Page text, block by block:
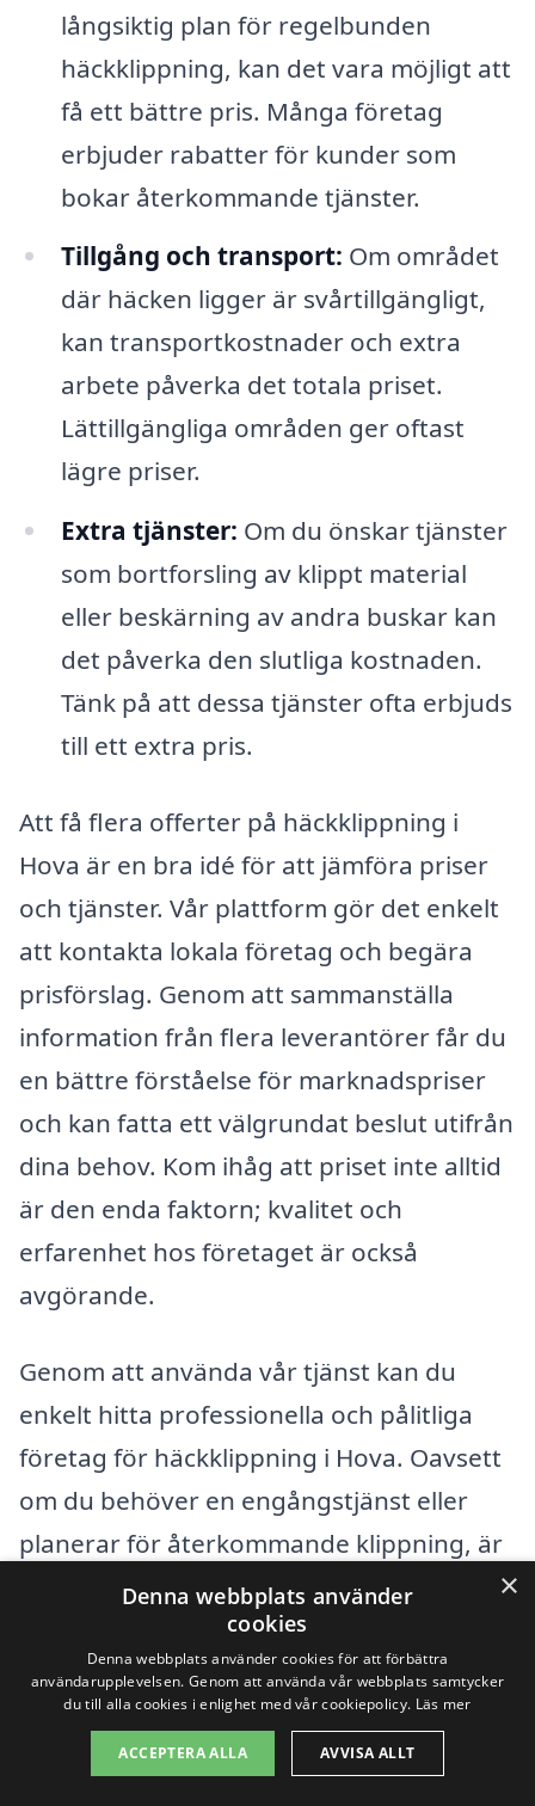
långsiktig plan för regelbunden
häckklippning, kan det vara möjligt att
få ett bättre pris. Många företag
erbjuder rabatter för kunder som
bokar återkommande tjänster.
Tillgång och transport: Om området
där häcken ligger är svårtillgängligt,
kan transportkostnader och extra
arbete påverka det totala priset.
Lättillgängliga områden ger oftast
lägre priser.
Extra tjänster: Om du önskar tjänster
som bortforsling av klippt material
eller beskärning av andra buskar kan
det påverka den slutliga kostnaden.
Tänk på att dessa tjänster ofta erbjuds
till ett extra pris.
Att få flera offerter på häckklippning i
Hova är en bra idé för att jämföra priser
och tjänster. Vår plattform gör det enkelt
att kontakta lokala företag och begära
prisförslag. Genom att sammanställa
information från flera leverantörer får du
en bättre förståelse för marknadspriser
och kan fatta ett välgrundat beslut utifrån
dina behov. Kom ihåg att priset inte alltid
är den enda faktorn; kvalitet och
erfarenhet hos företaget är också
avgörande.
Genom att använda vår tjänst kan du
enkelt hitta professionella och pålitliga
företag för häckklippning i Hova. Oavsett
om du behöver en engångstjänst eller
planerar för återkommande klippning, är
vi här för att hjälpa dig att få det bästa
Få 3 erbjudanden, gratis och utan
förpliktelser
×
Denna webbplats använder
cookies
Denna webbplats använder cookies för att förbättra
användarupplevelsen. Genom att använda vår webbplats samtycker
du till alla cookies i enlighet med vår cookiepolicy. Läs mer
ACCEPTERA ALLA AVVISA ALLT